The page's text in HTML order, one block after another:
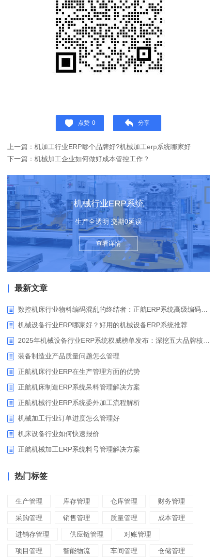
点赞 0 分享
上一篇：机加工行业ERP哪个品牌好?机械加工erp系统哪家好
下一篇：机械加工企业如何做好成本管控工作？
机械行业ERP系统
生产全透明 交期0延误
查看详情
最新文章
机械设备行业ERP哪家好？好用的机械设备ERP系统推荐
装备制造业产品质量问题怎么管理
正航机床行业ERP在生产管理方面的优势
正航机床制造ERP系统呆料管理解决方案
正航机械行业ERP系统委外加工流程解析
机械加工行业订单进度怎么管理好
​机床设备行业如何快速报价
正航机械加工ERP系统料号管理解决方案
热门标签
生产管理 库存管理 仓库管理 财务管理
采购管理 销售管理 质量管理 成本管理
进销存管理 供应链管理 对账管理
项目管理 智能物流 车间管理 仓储管理